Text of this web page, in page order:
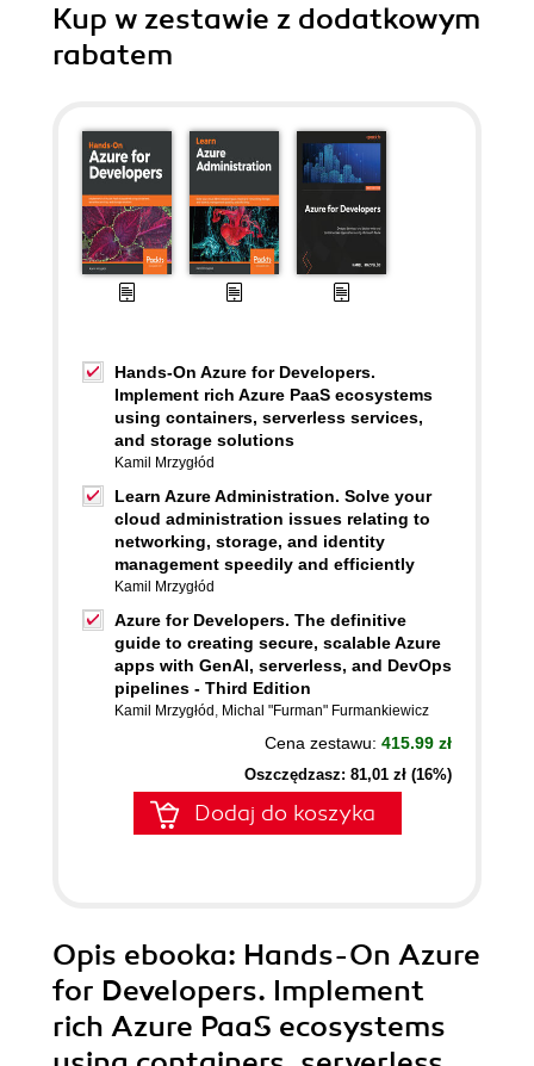
Kup w zestawie z dodatkowym
rabatem
Hands-On Azure for Developers.
Implement rich Azure PaaS ecosystems
using containers, serverless services,
and storage solutions
Kamil Mrzygłód
Learn Azure Administration. Solve your
cloud administration issues relating to
networking, storage, and identity
management speedily and efficiently
Kamil Mrzygłód
Azure for Developers. The definitive
guide to creating secure, scalable Azure
apps with GenAI, serverless, and DevOps
pipelines - Third Edition
Kamil Mrzygłód , Michal "Furman" Furmankiewicz
Cena zestawu: 415.99 zł
Oszczędzasz: 81,01 zł (16%)
Dodaj do koszyka
Opis ebooka: Hands-On Azure
for Developers. Implement
rich Azure PaaS ecosystems